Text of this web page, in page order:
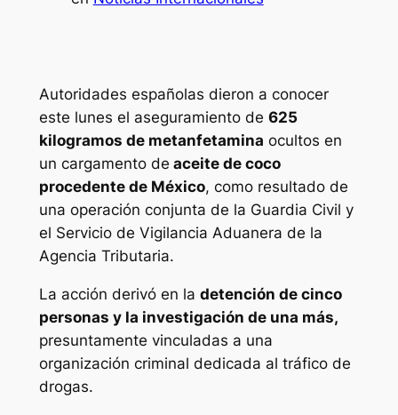
Autoridades españolas dieron a conocer
este lunes el aseguramiento de 625
kilogramos de metanfetamina ocultos en
un cargamento de aceite de coco
procedente de México, como resultado de
una operación conjunta de la Guardia Civil y
el Servicio de Vigilancia Aduanera de la
Agencia Tributaria.
La acción derivó en la detención de cinco
personas y la investigación de una más,
presuntamente vinculadas a una
organización criminal dedicada al tráfico de
drogas.